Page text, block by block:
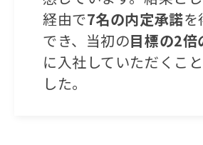
経由で7名の内定承諾
でき、当初の目標の2倍
に入社していただくこ
した。